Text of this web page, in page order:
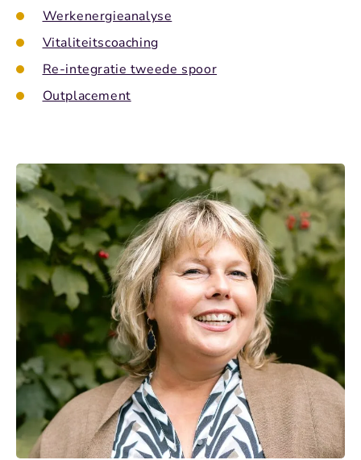
Werkenergieanalyse
Vitaliteitscoaching
Re-integratie tweede spoor
Outplacement